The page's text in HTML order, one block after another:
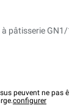
pâtisserie
peuvent ne
configurer